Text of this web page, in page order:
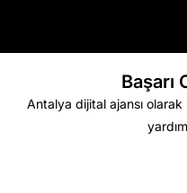
Başarı
Antalya dijital ajansı olarak